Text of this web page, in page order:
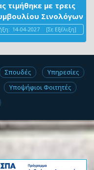
τιμήθηκε με τρεις
Σινολόγων
14-04-2027 [Σε Εξέλιξη]
Σπουδές
Υπηρεσίες
Υποψήφιοι Φοιτητές